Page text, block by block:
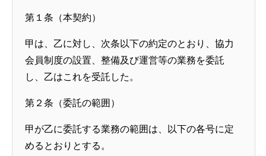
第１条（本契約）
甲は、乙に対し、次条以下の約定のとおり、協力
会員制度の設置、整備及び運営等の業務を委託
し、乙はこれを受託した。
第２条（委託の範囲）
甲が乙に委託する業務の範囲は、以下の各号に定
めるとおりとする。